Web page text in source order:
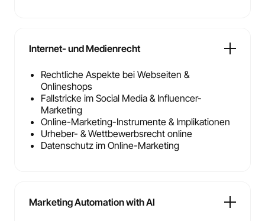
Internet- und Medienrecht
Rechtliche Aspekte bei Webseiten &
Onlineshops
Fallstricke im Social Media & Influencer-
Marketing
Online-Marketing-Instrumente & Implikationen
Urheber- & Wettbewerbsrecht online
Datenschutz im Online-Marketing
Marketing Automation with AI